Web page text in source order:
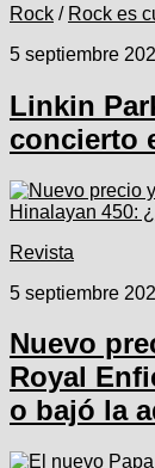
Rock / Rock es
5 septiembre
Linkin
concierto
Revista
5 septiembre
Nuevo
Royal
o bajó la